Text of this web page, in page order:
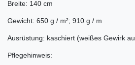
Breite: 140 cm
Gewicht: 650 g / m²; 910 g / m
Ausrüstung: kaschiert (weißes Gewirk
Pflegehinweis: